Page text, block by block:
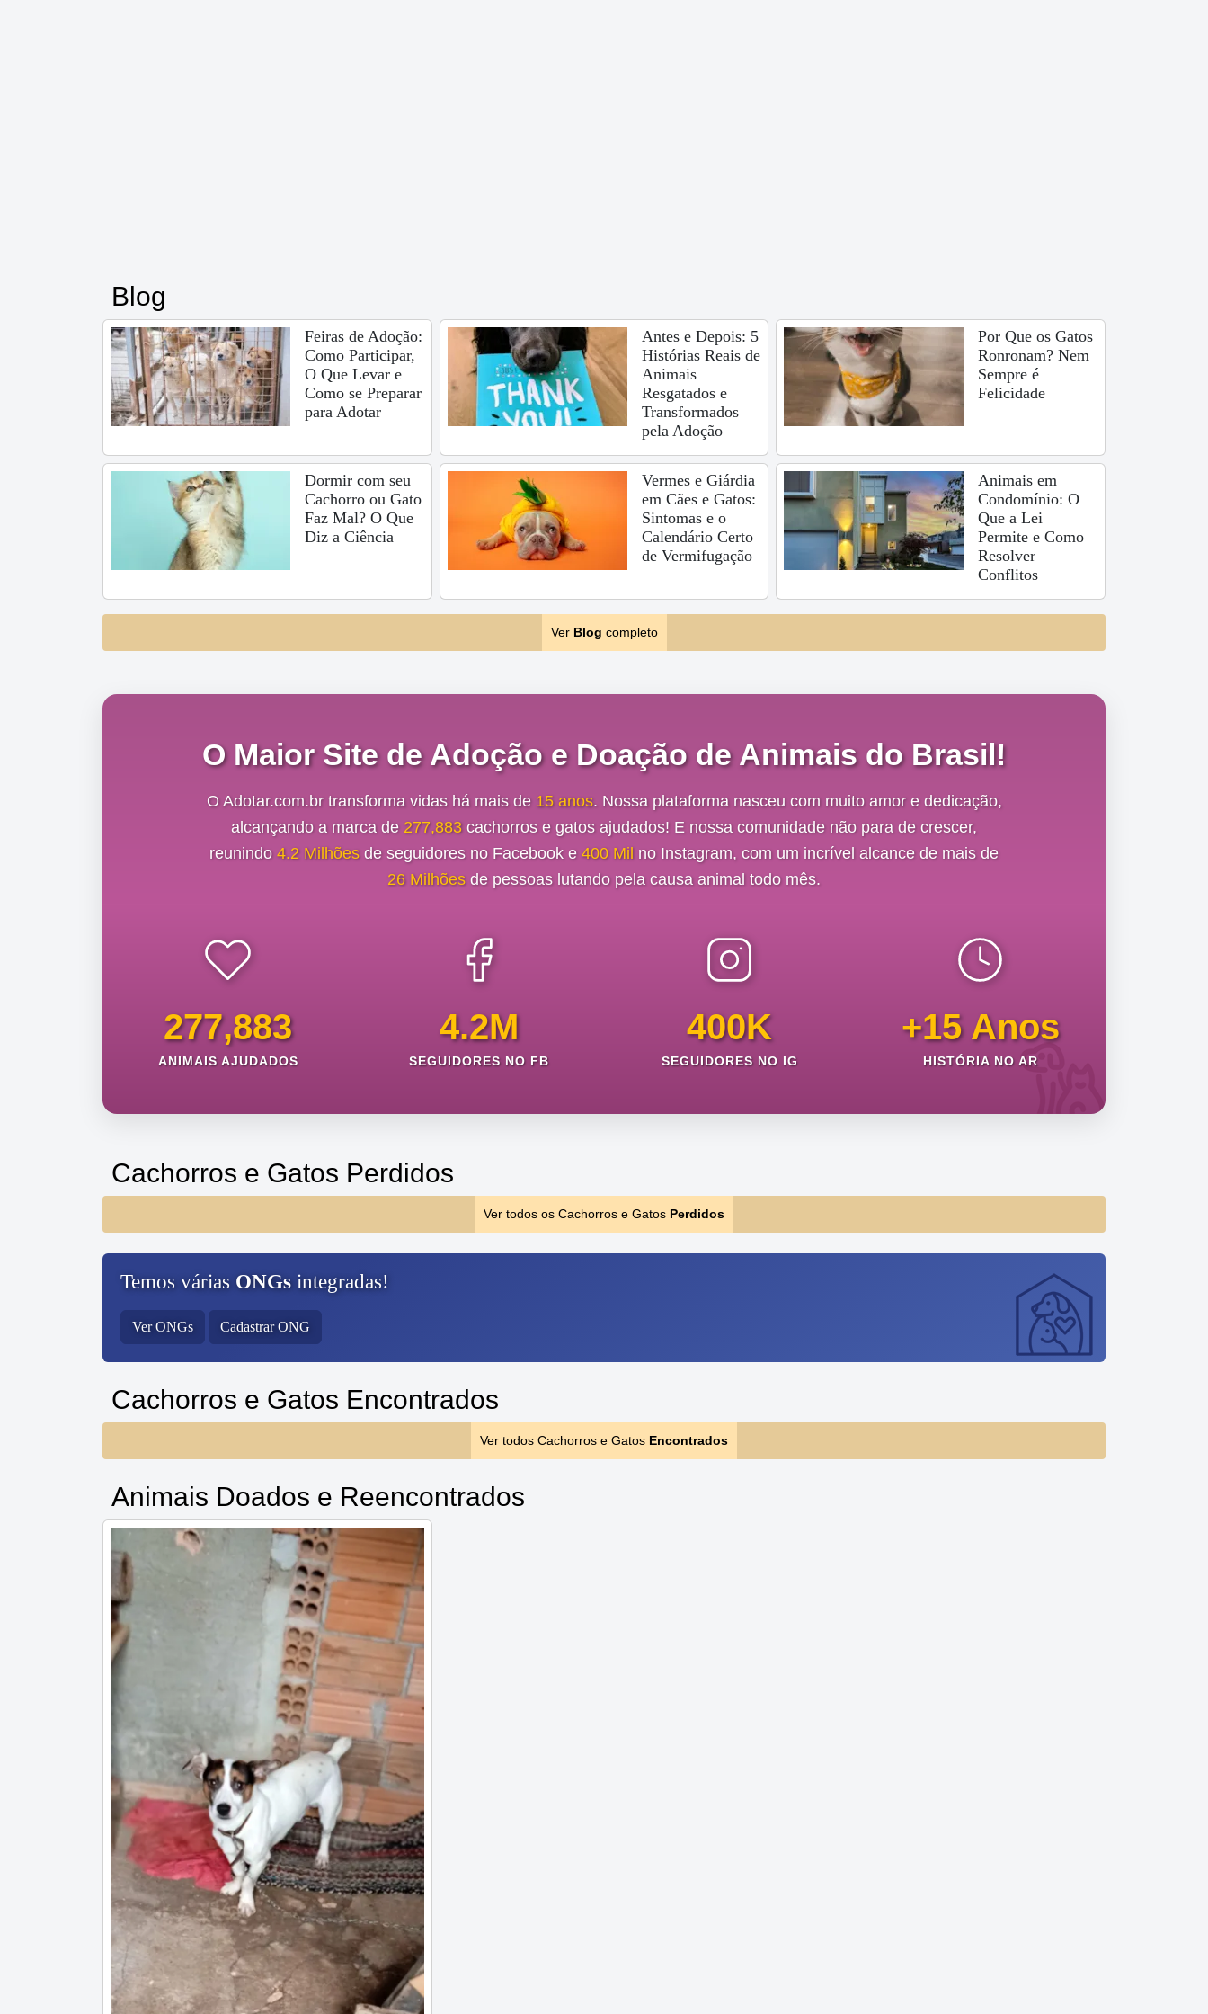
Blog
Feiras de Adoção:
Como Participar,
O Que Levar e
Como se Preparar
para Adotar
Antes e Depois: 5
Histórias Reais de
Animais
Resgatados e
Transformados
pela Adoção
Por Que os Gatos
Ronronam? Nem
Sempre é
Felicidade
Dormir com seu
Cachorro ou Gato
Faz Mal? O Que
Diz a Ciência
Vermes e Giárdia
em Cães e Gatos:
Sintomas e o
Calendário Certo
de Vermifugação
Animais em
Condomínio: O
Que a Lei
Permite e Como
Resolver
Conflitos
Ver Blog completo
O Maior Site de Adoção e Doação de Animais do Brasil!
O Adotar.com.br transforma vidas há mais de 15 anos. Nossa plataforma nasceu com muito amor e dedicação,
alcançando a marca de 277,883cachorros e gatos ajudados! E nossa comunidade não para de crescer,
reunindo 4.2 Milhõesde seguidores no Facebook e 400 Mil no Instagram, com um incrível alcance de mais de
26 Milhõesde pessoas lutando pela causa animal todo mês.
277,883
ANIMAIS AJUDADOS
4.2M
SEGUIDORES NO FB
400K
SEGUIDORES NO IG
+15 Anos
HISTÓRIA NO AR
Cachorros e Gatos Perdidos
Ver todos os Cachorros e Gatos Perdidos
Temos várias ONGs integradas!
Ver ONGs Cadastrar ONG
Cachorros e Gatos Encontrados
Ver todos Cachorros e Gatos Encontrados
Animais Doados e Reencontrados